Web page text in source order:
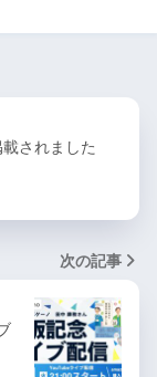
されました
次の記事